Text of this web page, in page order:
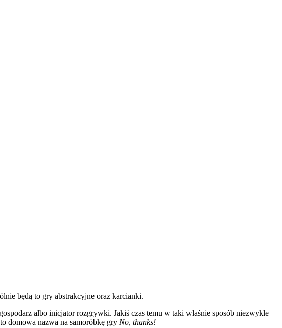
będą to gry abstrakcyjne oraz karcianki.
albo inicjator rozgrywki. Jakiś czas temu w taki właśnie sposób niezwykle
domowa nazwa na samoróbkę gry No, thanks!